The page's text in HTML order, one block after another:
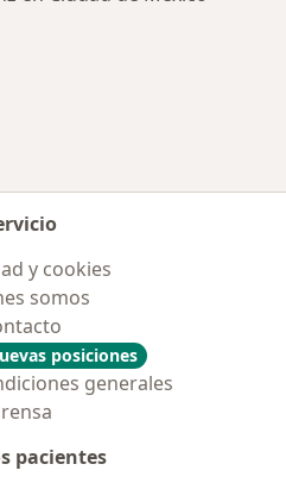
y cookies
somos
posiciones
generales
pacientes